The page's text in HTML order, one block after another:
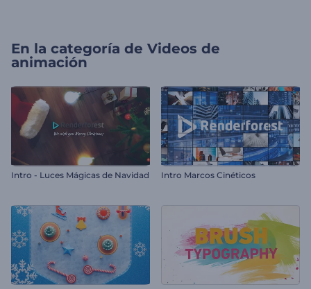
En la categoría de Videos de
animación
Intro - Luces Mágicas de Navidad Intro Marcos Cinéticos